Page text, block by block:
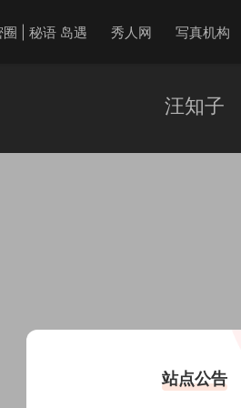
圈 | 秘语 岛遇 秀人网 写真机构
汪知子
站点公告